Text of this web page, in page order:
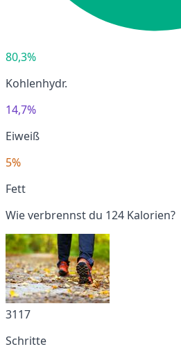
80,3%
Kohlenhydr.
14,7%
Eiweiß
5%
Fett
Wie verbrennst du 124 Kalorien?
3117
Schritte